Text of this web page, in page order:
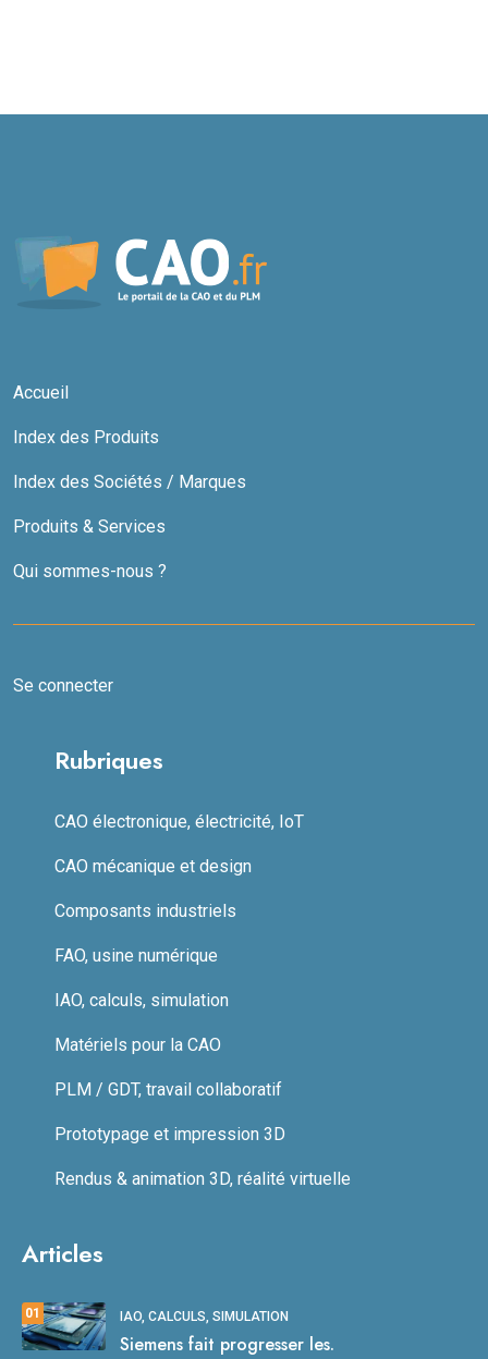
Accueil
Index des Produits
Index des Sociétés / Marques
Produits & Services
Qui sommes-nous ?
Se connecter
Rubriques
CAO électronique, électricité, IoT
CAO mécanique et design
Composants industriels
FAO, usine numérique
IAO, calculs, simulation
Matériels pour la CAO
PLM / GDT, travail collaboratif
Prototypage et impression 3D
Rendus & animation 3D, réalité virtuelle
Articles
01 IAO, CALCULS, SIMULATION
Siemens fait progresser les.